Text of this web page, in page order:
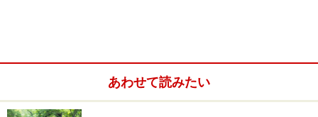
校の過度な負担にならない範囲で、すべての学級・場で
提供されます（*1）。
あわせて読みたい